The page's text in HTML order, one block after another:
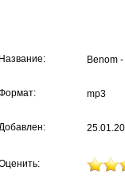
Название: Benom
mp3